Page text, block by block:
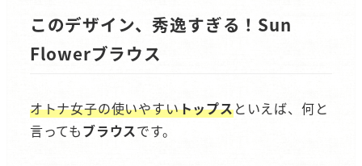
このデザイン、秀逸すぎる！Sun
Flowerブラウス
オトナ女子の使いやすいトップスといえば、何と
言ってもブラウスです。